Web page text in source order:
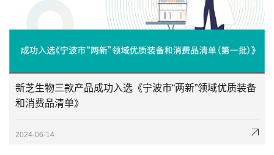
新芝生物三款产品成功入选《宁波市“两新”领域优质装备
和消费品清单》
2024-06-14